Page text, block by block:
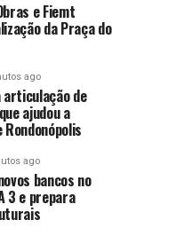
e Fiemt
da Praça do
ago
de
ajudou a
ago
bancos no
3 e prepara